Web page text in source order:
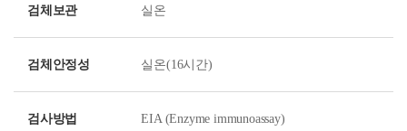
검체보관 실온
검체안정성 실온(16시간)
검사방법 EIA (Enzyme immunoassay)